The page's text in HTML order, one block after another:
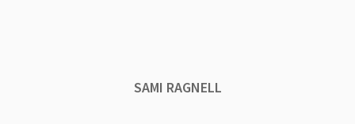
SAMI RAGNELL